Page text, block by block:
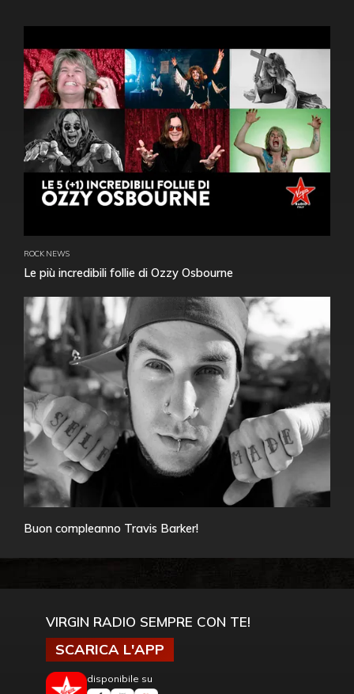
ROCK NEWS
Le più incredibili follie di Ozzy Osbourne
Buon compleanno Travis Barker!
VIRGIN RADIO SEMPRE CON TE!
SCARICA L'APP
disponibile su